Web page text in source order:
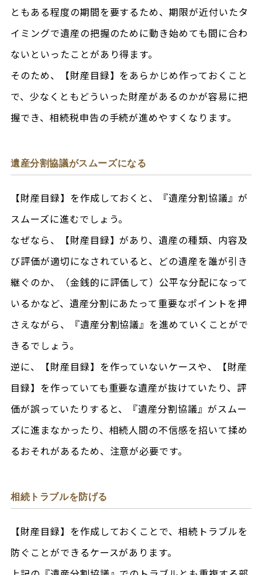
ともある程度の期間を要するため、期限が近付いたタ
イミングで遺産の把握のために動き始めても間に合わ
ないといったことがあり得ます。
そのため、【財産目録】をあらかじめ作っておくこと
で、少なくともどういった財産があるのかが容易に把
握でき、相続税申告の手続が進めやすくなります。
遺産分割協議がスムーズになる
【財産目録】を作成しておくと、『遺産分割協議』が
スムーズに進むでしょう。
なぜなら、【財産目録】があり、遺産の種類、内容及
び評価が適切になされていると、どの遺産を誰が引き
継ぐのか、（金銭的に評価して）公平な分配になって
いるかなど、遺産分割にあたって重要なポイントを押
さえながら、『遺産分割協議』を進めていくことがで
きるでしょう。
逆に、【財産目録】を作っていないケースや、【財産
目録】を作っていても重要な遺産が抜けていたり、評
価が誤っていたりすると、『遺産分割協議』がスムー
ズに進まなかったり、相続人間の不信感を招いて揉め
るおそれがあるため、注意が必要です。
相続トラブルを防げる
【財産目録】を作成しておくことで、相続トラブルを
防ぐことができるケースがあります。